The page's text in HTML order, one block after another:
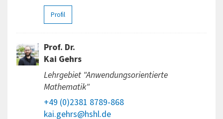
Profil
Prof. Dr.
Kai Gehrs
Lehrgebiet "Anwendungsorientierte
Mathematik"
+49 (0)2381 8789-868
kai.gehrs@hshl.de